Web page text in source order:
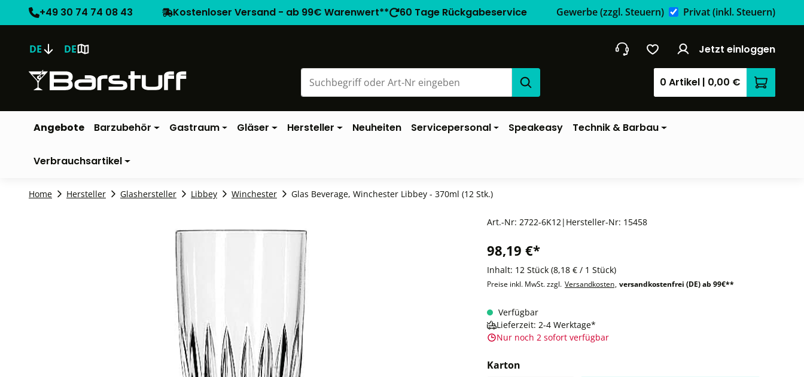
+49 30 74 74 08 43 Kostenloser Versand - ab 99€ Warenwert** 60 Tage Rückgabeservice Gewerbe(zzgl. Steuern) Privat(inkl. Steuern)
DE DE Jetzt einloggen
0 Artikel | 0,00 €
Angebote Barzubehör Gastraum Gläser Hersteller Neuheiten Servicepersonal Speakeasy Technik & Barbau
Verbrauchsartikel
Home Hersteller Glashersteller Libbey Winchester Glas Beverage, Winchester Libbey - 370ml (12 Stk.)
Art.-Nr: 2722-6K12| Hersteller-Nr: 15458
98,19 €*
Inhalt: 12 Stück (8,18 € / 1 Stück)
Preise inkl. MwSt. zzgl. Versandkosten, versandkostenfrei (DE) ab 99€**
Verfügbar
Lieferzeit: 2-4 Werktage*
Nur noch 2 sofort verfügbar
Karton